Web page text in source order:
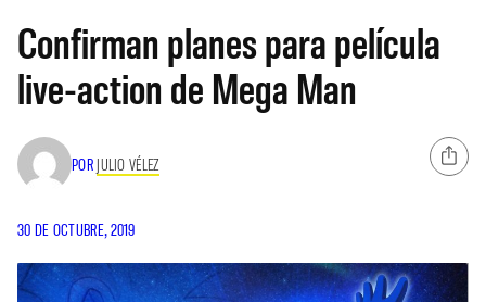
Confirman planes para película
live-action de Mega Man
POR JULIO VÉLEZ
30 DE OCTUBRE, 2019